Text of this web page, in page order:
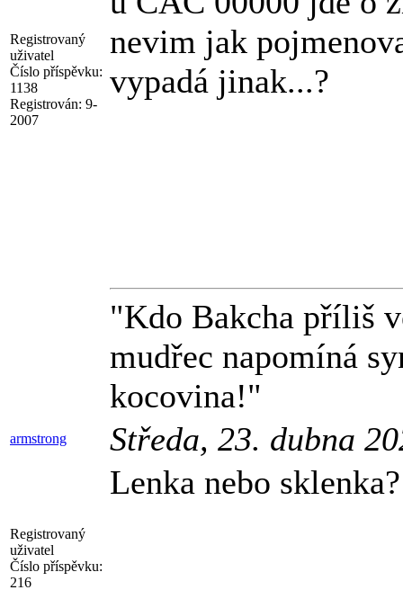
Registrovaný
uživatel
Číslo příspěvku:
1138
Registrován: 9-
2007
nevim jak
vypadá jinak...?
"Kdo Bakcha příliš
mudřec napomíná
kocovina!"
armstrong Středa, 23. dubna
Registrovaný
uživatel
Číslo příspěvku:
216
Lenka nebo sklenka?